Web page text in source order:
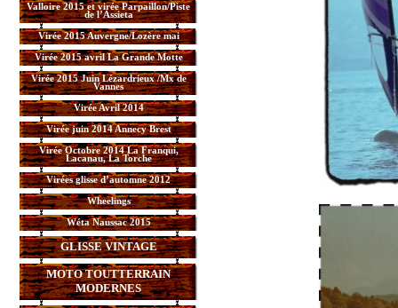
Valloire 2015 et virée Parpaillon/Piste
de l’Assieta
Virée 2015 Auvergne/Lozère mai
Virée 2015 avril La Grande Motte
Virée 2015 Juin Lézardrieux /Mx de
Vannes
Virée Avril 2014
Virée juin 2014 Annecy Brest
Virée Octobre 2014 La Franqui,
Lacanau, La Torche
Virées glisse d’automne 2012
Wheelings
Wéta Naussac 2015
GLISSE VINTAGE
MOTO TOUTTERRAIN
MODERNES